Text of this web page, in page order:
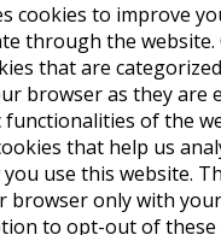
cookies to improve
through the website.
that are
browser as they are
of the
that help us
use this website.
browser only with
to opt-out of these